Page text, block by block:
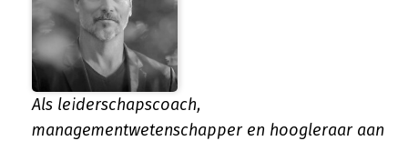
Als leiderschapscoach,
managementwetenschapper en hoogleraar aan